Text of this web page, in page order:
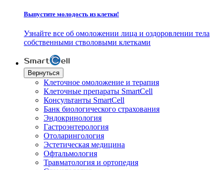
Выпустите молодость из клетки!
Узнайте все об омоложении лица и оздоровлении тела
собственными стволовыми клетками
Вернуться
Клеточное омоложение и терапия
Клеточные препараты SmartCell
Консультанты SmartCell
Банк биологического страхования
Эндокринология
Гастроэнтерология
Отоларингология
Эстетическая медицина
Офтальмология
Травматология и ортопедия